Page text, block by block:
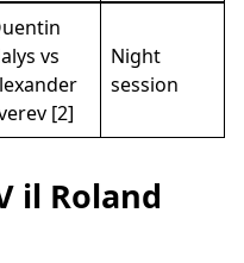
vs
[2]
Night
session
il Roland